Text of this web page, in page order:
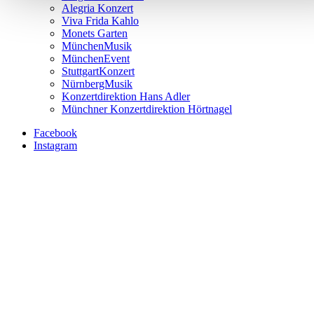
Alegria Konzert
Viva Frida Kahlo
Monets Garten
MünchenMusik
MünchenEvent
StuttgartKonzert
NürnbergMusik
Konzertdirektion Hans Adler
Münchner Konzertdirektion Hörtnagel
Facebook
Instagram